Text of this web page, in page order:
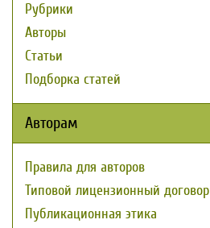
Рубрики
Авторы
Статьи
Подборка статей
Авторам
Правила для авторов
Типовой лицензионный договор
Публикационная этика